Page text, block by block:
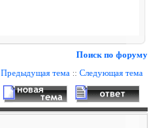
Поиск по форуму
Предыдущая тема :: Следующая тема